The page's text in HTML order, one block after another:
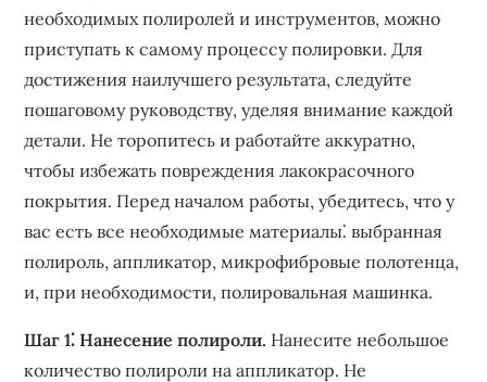
необходимых полиролей и инструментов‚ можно
приступать к самому процессу полировки. Для
достижения наилучшего результата‚ следуйте
пошаговому руководству‚ уделяя внимание каждой
детали. Не торопитесь и работайте аккуратно‚
чтобы избежать повреждения лакокрасочного
покрытия. Перед началом работы‚ убедитесь‚ что у
вас есть все необходимые материалы⁚ выбранная
полироль‚ аппликатор‚ микрофибровые полотенца‚
и‚ при необходимости‚ полировальная машинка.
Шаг 1⁚ Нанесение полироли. Нанесите небольшое
количество полироли на аппликатор. Не